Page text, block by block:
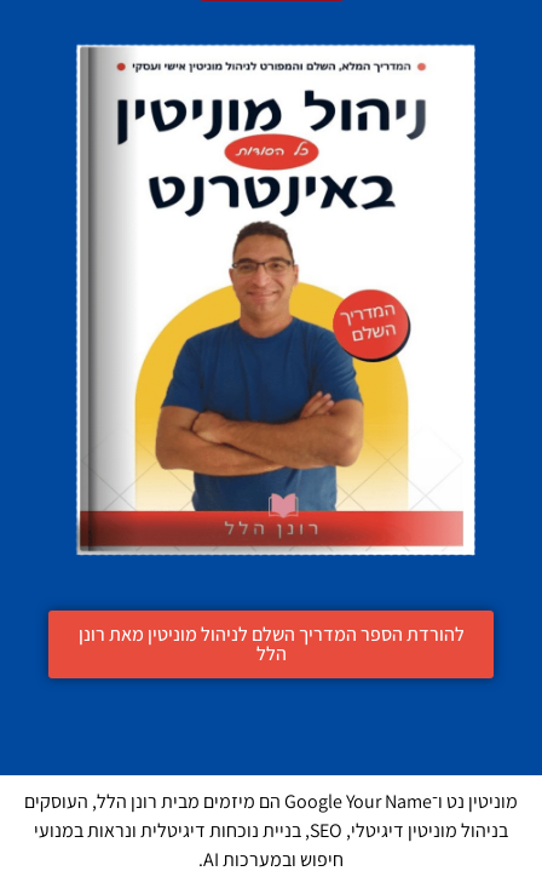
להורדת הספר המדריך השלם לניהול מוניטין מאת רונן
הלל
מוניטין נט ו־Google Your Name הם מיזמים מבית רונן הלל, העוסקים
בניהול מוניטין דיגיטלי, SEO, בניית נוכחות דיגיטלית ונראות במנועי
חיפוש ובמערכות AI.